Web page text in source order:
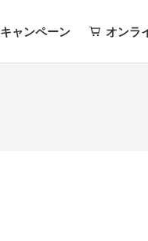
キャンペーン オンラ